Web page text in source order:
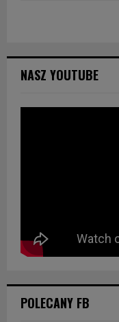
NASZ YOUTUBE
POLECANY FB